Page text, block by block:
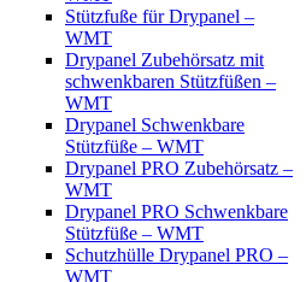
Stützfuße für Drypanel –
WMT
Drypanel Zubehörsatz mit
schwenkbaren Stützfüßen –
WMT
Drypanel Schwenkbare
Stützfüße – WMT
Drypanel PRO Zubehörsatz –
WMT
Drypanel PRO Schwenkbare
Stützfüße – WMT
Schutzhülle Drypanel PRO –
WMT